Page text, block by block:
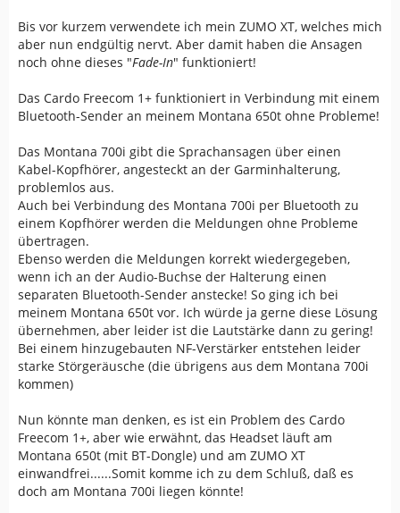
Bis vor kurzem verwendete ich mein ZUMO XT, welches mich
aber nun endgültig nervt. Aber damit haben die Ansagen
noch ohne dieses "Fade-In" funktioniert!
Das Cardo Freecom 1+ funktioniert in Verbindung mit einem
Bluetooth-Sender an meinem Montana 650t ohne Probleme!
Das Montana 700i gibt die Sprachansagen über einen
Kabel-Kopfhörer, angesteckt an der Garminhalterung,
problemlos aus.
Auch bei Verbindung des Montana 700i per Bluetooth zu
einem Kopfhörer werden die Meldungen ohne Probleme
übertragen.
Ebenso werden die Meldungen korrekt wiedergegeben,
wenn ich an der Audio-Buchse der Halterung einen
separaten Bluetooth-Sender anstecke! So ging ich bei
meinem Montana 650t vor. Ich würde ja gerne diese Lösung
übernehmen, aber leider ist die Lautstärke dann zu gering!
Bei einem hinzugebauten NF-Verstärker entstehen leider
starke Störgeräusche (die übrigens aus dem Montana 700i
kommen)
Nun könnte man denken, es ist ein Problem des Cardo
Freecom 1+, aber wie erwähnt, das Headset läuft am
Montana 650t (mit BT-Dongle) und am ZUMO XT
einwandfrei......Somit komme ich zu dem Schluß, daß es
doch am Montana 700i liegen könnte!